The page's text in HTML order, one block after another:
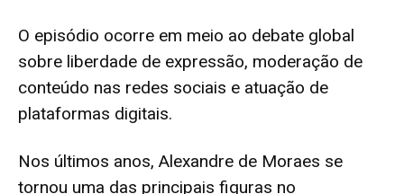
O episódio ocorre em meio ao debate global
sobre liberdade de expressão, moderação de
conteúdo nas redes sociais e atuação de
plataformas digitais.
Nos últimos anos, Alexandre de Moraes se
tornou uma das principais figuras no